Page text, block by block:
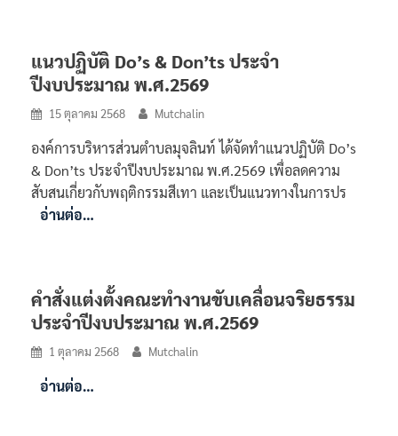
แนวปฏิบัติ Do’s & Don’ts ประจำ
ปีงบประมาณ พ.ศ.2569
15 ตุลาคม 2568 Mutchalin
องค์การบริหารส่วนตำบลมุจลินท์ ได้จัดทำแนวปฏิบัติ Do’s
& Don’ts ประจำปีงบประมาณ พ.ศ.2569 เพื่อลดความ
สับสนเกี่ยวกับพฤติกรรมสีเทา และเป็นแนวทางในการปร
อ่านต่อ…
คำสั่งแต่งตั้งคณะทำงานขับเคลื่อนจริยธรรม
ประจำปีงบประมาณ พ.ศ.2569
1 ตุลาคม 2568 Mutchalin
อ่านต่อ…